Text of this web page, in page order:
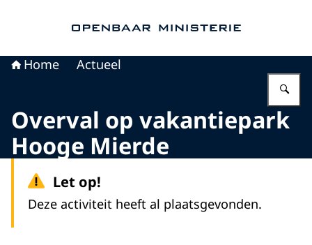
Home Actueel
Overval op vakantiepark
Hooge Mierde
Let op!
Deze activiteit heeft al plaatsgevonden.